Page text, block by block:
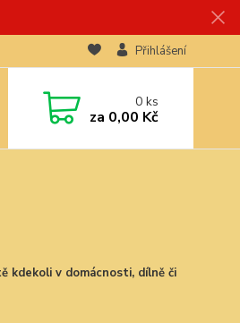
Přihlášení
0ks
za 0,00 Kč
kdekoli v domácnosti, dílně či